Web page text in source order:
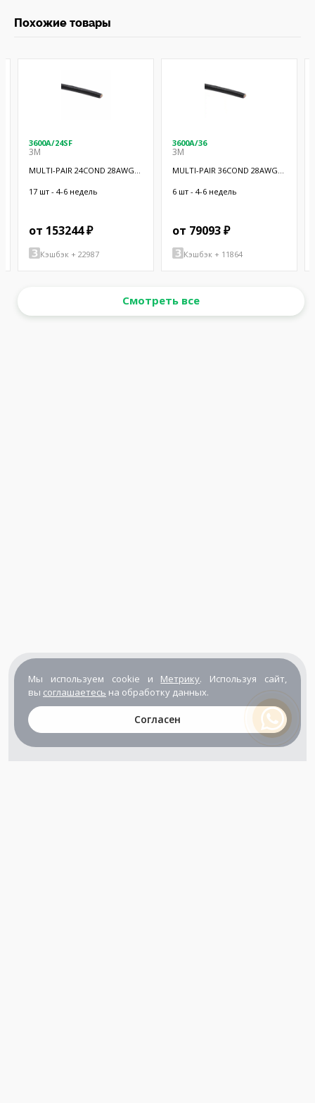
Похожие товары
3600A/24SF
3M
MULTI-PAIR 24COND 28AWG
17 шт - 4-6 недель
от 153244 ₽
Кэшбэк + 22987
3600A/36
3M
MULTI-PAIR 36COND 28AWG
6 шт - 4-6 недель
от 79093 ₽
Кэшбэк + 11864
Смотреть все
Мы используем cookie и Метрику. Используя сайт,
вы соглашаетесь на обработку данных.
Согласен